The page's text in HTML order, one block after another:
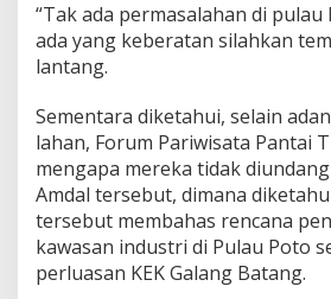
“Tak ada permasalahan di pulau
ada yang keberatan silahkan
lantang.
Sementara diketahui, selain
lahan, Forum Pariwisata Pantai
mengapa mereka tidak
Amdal tersebut, dimana
tersebut membahas rencana
kawasan industri di Pulau Poto
perluasan KEK Galang Batang.